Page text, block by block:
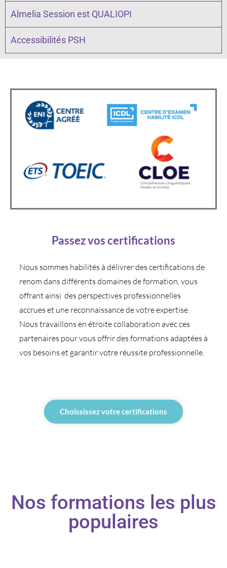
Almelia Session est QUALIOPI
Accessibilités PSH
Passez vos certifications
Nous sommes habilités à délivrer des certifications de
renom dans différents domaines de formation, vous
offrant ainsi des perspectives professionnelles
accrues et une reconnaissance de votre expertise.
Nous travaillons en étroite collaboration avec ces
partenaires pour vous offrir des formations adaptées à
vos besoins et garantir votre réussite professionnelle.
Choississez votre certifications
Nos formations les plus
populaires